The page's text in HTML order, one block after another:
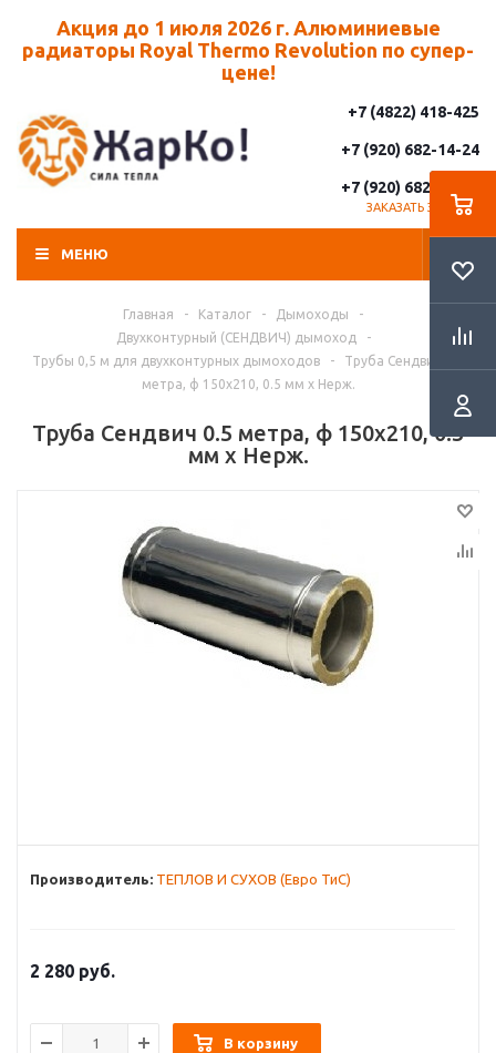
Акция до 1 июля 2026 г. Алюминиевые
радиаторы Royal Thermo Revolution по супер-
цене!
+7 (4822) 418-425
+7 (920) 682-14-24
+7 (920) 682-14-25
ЗАКАЗАТЬ ЗВОНОК
МЕНЮ
Главная - Каталог - Дымоходы
-
Двухконтурный (СЕНДВИЧ) дымоход
-
Трубы 0,5 м для двухконтурных дымоходов
-
Труба Сендвич 0.5
метра, ф 150х210, 0.5 мм х Нерж.
Труба Сендвич 0.5 метра, ф 150х210, 0.5
мм х Нерж.
Производитель: ТЕПЛОВ И СУХОВ (Евро ТиС)
2 280 руб.
В корзину